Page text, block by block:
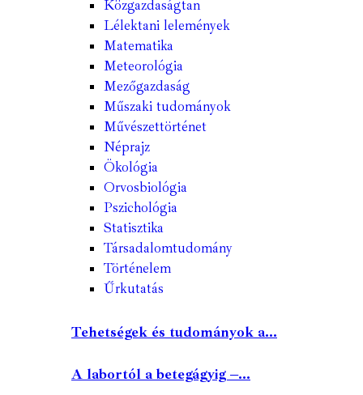
Közgazdaságtan
Lélektani lelemények
Matematika
Meteorológia
Mezőgazdaság
Műszaki tudományok
Művészettörténet
Néprajz
Ökológia
Orvosbiológia
Pszichológia
Statisztika
Társadalomtudomány
Történelem
Űrkutatás
Tehetségek és tudományok a...
A labortól a betegágyig –...